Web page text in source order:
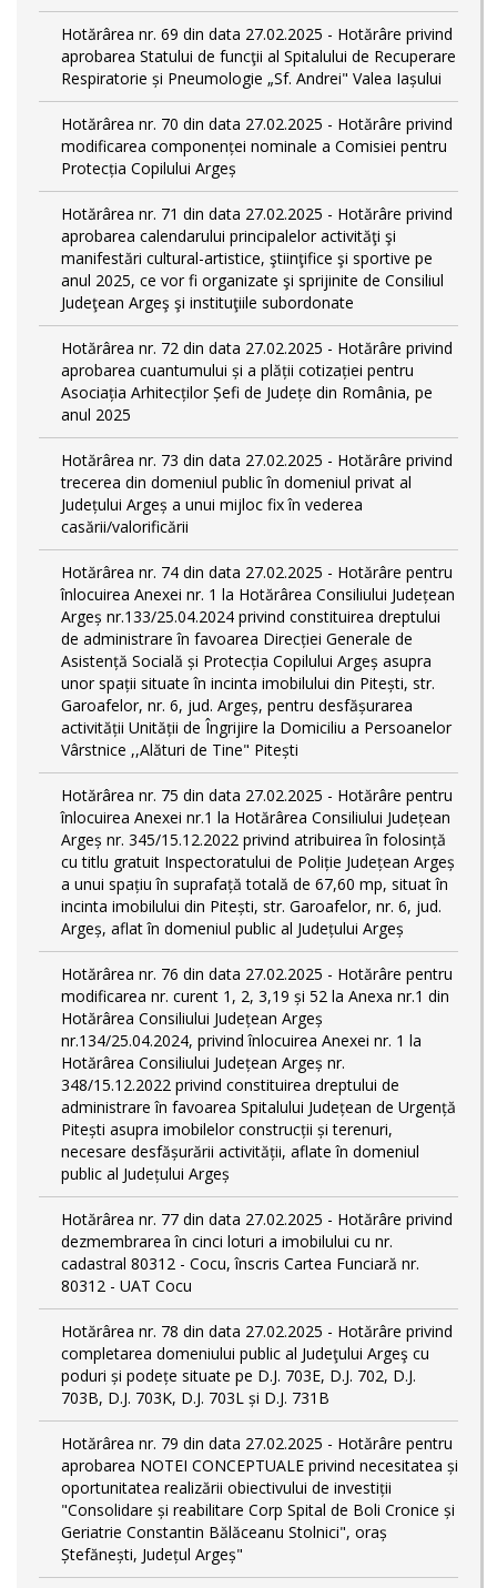
Hotărârea nr. 69 din data 27.02.2025 - Hotărâre privind
aprobarea Statului de funcţii al Spitalului de Recuperare
Respiratorie și Pneumologie „Sf. Andrei" Valea Iașului
Hotărârea nr. 70 din data 27.02.2025 - Hotărâre privind
modificarea componenței nominale a Comisiei pentru
Protecția Copilului Argeș
Hotărârea nr. 71 din data 27.02.2025 - Hotărâre privind
aprobarea calendarului principalelor activităţi şi
manifestări cultural-artistice, ştiinţifice şi sportive pe
anul 2025, ce vor fi organizate şi sprijinite de Consiliul
Judeţean Argeş şi instituţiile subordonate
Hotărârea nr. 72 din data 27.02.2025 - Hotărâre privind
aprobarea cuantumului și a plății cotizației pentru
Asociația Arhitecților Șefi de Județe din România, pe
anul 2025
Hotărârea nr. 73 din data 27.02.2025 - Hotărâre privind
trecerea din domeniul public în domeniul privat al
Județului Argeș a unui mijloc fix în vederea
casării/valorificării
Hotărârea nr. 74 din data 27.02.2025 - Hotărâre pentru
înlocuirea Anexei nr. 1 la Hotărârea Consiliului Județean
Argeș nr.133/25.04.2024 privind constituirea dreptului
de administrare în favoarea Direcției Generale de
Asistență Socială și Protecția Copilului Argeș asupra
unor spații situate în incinta imobilului din Pitești, str.
Garoafelor, nr. 6, jud. Argeș, pentru desfășurarea
activității Unității de Îngrijire la Domiciliu a Persoanelor
Vârstnice ,,Alături de Tine" Pitești
Hotărârea nr. 75 din data 27.02.2025 - Hotărâre pentru
înlocuirea Anexei nr.1 la Hotărârea Consiliului Județean
Argeș nr. 345/15.12.2022 privind atribuirea în folosință
cu titlu gratuit Inspectoratului de Poliție Județean Argeș
a unui spațiu în suprafață totală de 67,60 mp, situat în
incinta imobilului din Pitești, str. Garoafelor, nr. 6, jud.
Argeș, aflat în domeniul public al Județului Argeș
Hotărârea nr. 76 din data 27.02.2025 - Hotărâre pentru
modificarea nr. curent 1, 2, 3,19 și 52 la Anexa nr.1 din
Hotărârea Consiliului Județean Argeș
nr.134/25.04.2024, privind înlocuirea Anexei nr. 1 la
Hotărârea Consiliului Județean Argeș nr.
348/15.12.2022 privind constituirea dreptului de
administrare în favoarea Spitalului Județean de Urgență
Pitești asupra imobilelor construcții și terenuri,
necesare desfășurării activității, aflate în domeniul
public al Județului Argeș
Hotărârea nr. 77 din data 27.02.2025 - Hotărâre privind
dezmembrarea în cinci loturi a imobilului cu nr.
cadastral 80312 - Cocu, înscris Cartea Funciară nr.
80312 - UAT Cocu
Hotărârea nr. 78 din data 27.02.2025 - Hotărâre privind
completarea domeniului public al Judeţului Argeş cu
poduri și podețe situate pe D.J. 703E, D.J. 702, D.J.
703B, D.J. 703K, D.J. 703L și D.J. 731B
Hotărârea nr. 79 din data 27.02.2025 - Hotărâre pentru
aprobarea NOTEI CONCEPTUALE privind necesitatea și
oportunitatea realizării obiectivului de investiții
"Consolidare și reabilitare Corp Spital de Boli Cronice și
Geriatrie Constantin Bălăceanu Stolnici", oraș
Ștefănești, Județul Argeș"